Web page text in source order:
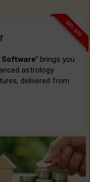
33% OFF
Software' brings you
astrology
delivered from